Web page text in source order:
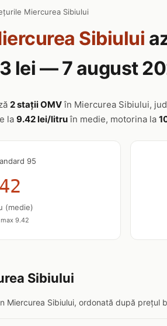
Miercurea Sibiului
Sibiului
lei — 7 august
2 stații OMVîn Miercurea Sibiului,
la 9.42 lei/litruîn medie, motorina la
95
(medie)
9.42
Sibiului
Miercurea Sibiului, ordonată după prețul